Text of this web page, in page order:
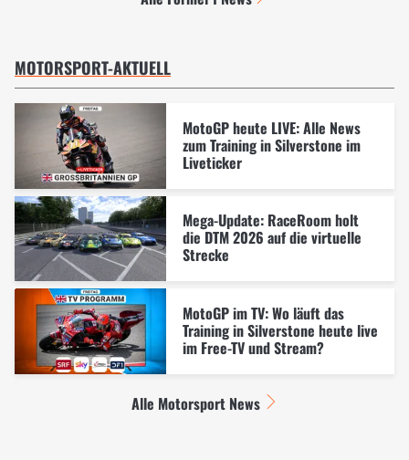
MOTORSPORT-AKTUELL
MotoGP heute LIVE: Alle News
zum Training in Silverstone im
Liveticker
Mega-Update: RaceRoom holt
die DTM 2026 auf die virtuelle
Strecke
MotoGP im TV: Wo läuft das
Training in Silverstone heute live
im Free-TV und Stream?
Alle Motorsport News